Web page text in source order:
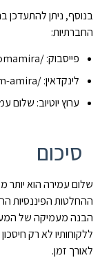
בנוסף, ניתן להתעדכן
החברתיות:
פייסבוק: /shaIomamira
לינקדאין: /in/shalom-amira
ערוץ יוטיוב:
סיכום
שלום עמירה הוא
ההחלטות הפיננסיות
הבנה מעמיקה של
ללקוחותיו לא רק
לאורך זמן.